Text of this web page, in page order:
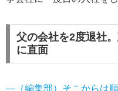
父の会社を2度退社
に直面
―（編集部）そこからは